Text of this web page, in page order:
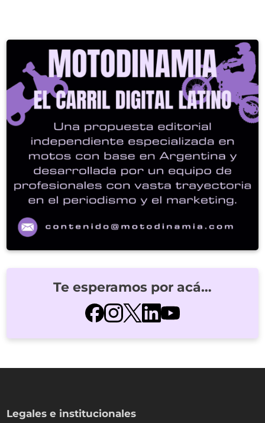
Te esperamos por acá…
Legales e institucionales